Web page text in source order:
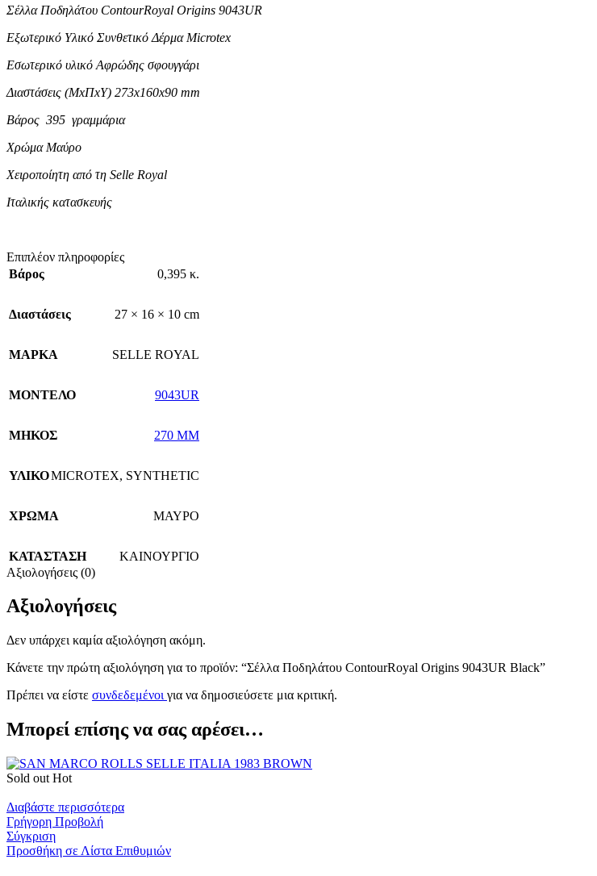
Σέλλα Ποδηλάτου ContourRoyal Origins 9043UR
Εξωτερικό Υλικό Συνθετικό Δέρμα Microtex
Εσωτερικό υλικό Αφρώδης σφουγγάρι
Διαστάσεις (ΜxΠxΥ) 273x160x90 mm
Βάρος 395 γραμμάρια
Χρώμα Μαύρο
Χειροποίητη από τη Selle Royal
Ιταλικής κατασκευής
Επιπλέον πληροφορίες
Βάρος
0,395 κ.
Διαστάσεις 27 × 16 × 10 cm
ΜΑΡΚΑ SELLE ROYAL
ΜΟΝΤΕΛΟ 9043UR
ΜΗΚΟΣ 270 MM
ΥΛΙΚΟMICROTEX, SYNTHETIC
ΧΡΩΜΑ ΜΑΥΡΟ
ΚΑΤΑΣΤΑΣΗ
ΚΑΙΝΟΥΡΓΙΟ
Αξιολογήσεις (0)
Αξιολογήσεις
Δεν υπάρχει καμία αξιολόγηση ακόμη.
Κάνετε την πρώτη αξιολόγηση για το προϊόν: “Σέλλα Ποδηλάτου ContourRoyal Origins 9043UR Black”
Πρέπει να είστε συνδεδεμένοι για να δημοσιεύσετε μια κριτική.
Μπορεί επίσης να σας αρέσει…
Sold out Hot
Διαβάστε περισσότερα
Γρήγορη Προβολή
Σύγκριση
Προσθήκη σε Λίστα Επιθυμιών